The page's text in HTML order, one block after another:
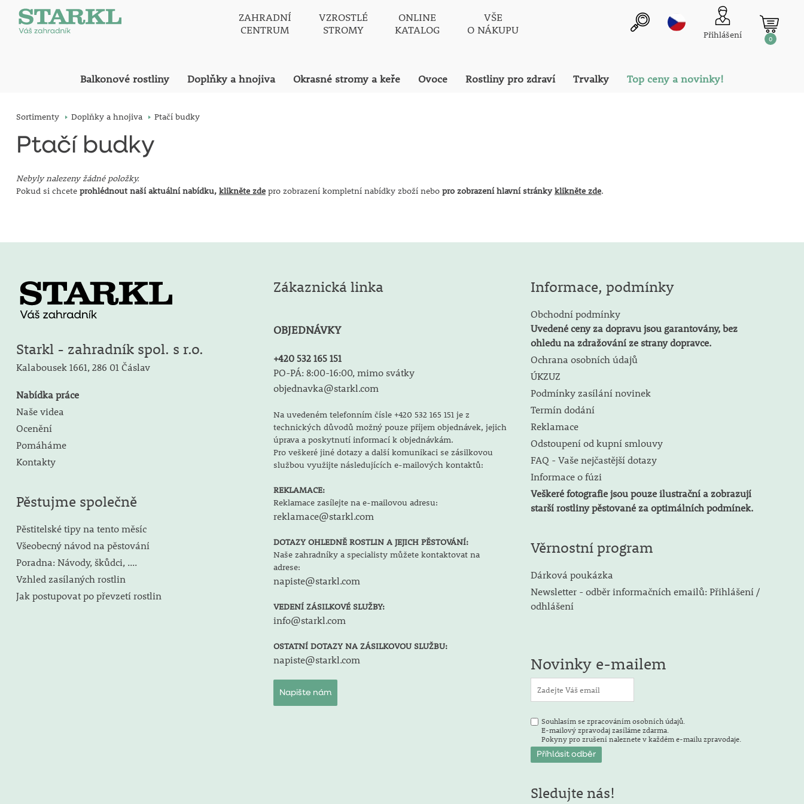
ZAHRADNÍ
CENTRUM
VZROSTLÉ
STROMY
ONLINE
KATALOG
VŠE
O NÁKUPU
Přihlášení 0
Balkonové rostliny Doplňky a hnojiva Okrasné stromy a keře Ovoce Rostliny pro zdraví Trvalky Top ceny a novinky!
Sortimenty Doplňky a hnojiva Ptačí budky
Ptačí budky
Nebyly nalezeny žádné položky.
Pokud si chcete prohlédnout naší aktuální nabídku, klikněte zdepro zobrazení kompletní nabídky zboží nebo pro zobrazení hlavní stránkyklikněte zde.
Starkl - zahradník spol. s r.o.
Kalabousek 1661, 286 01 Čáslav
Nabídka práce
Naše videa
Ocenění
Pomáháme
Kontakty
Pěstujme společně
Pěstitelské tipy na tento měsíc
Všeobecný návod na pěstování
Poradna: Návody, škůdci, ....
Vzhled zasílaných rostlin
Jak postupovat po převzetí rostlin
Zákaznická linka
OBJEDNÁVKY
+420 532 165 151
PO-PÁ: 8:00-16:00, mimo svátky
objednavka@starkl.com
Na uvedeném telefonním čísle +420 532 165 151 je z
technických důvodů možný pouze příjem objednávek, jejich
úprava a poskytnutí informací k objednávkám.
Pro veškeré jiné dotazy a další komunikaci se zásilkovou
službou využijte následujících e-mailových kontaktů:
REKLAMACE:
Reklamace zasílejte na e-mailovou adresu:
reklamace@starkl.com
DOTAZY OHLEDNĚ ROSTLIN A JEJICH PĚSTOVÁNÍ:
Naše zahradníky a specialisty můžete kontaktovat na
adrese:
napiste@starkl.com
VEDENÍ ZÁSILKOVÉ SLUŽBY:
info@starkl.com
OSTATNÍ DOTAZY NA ZÁSILKOVOU SLUŽBU:
napiste@starkl.com
Napište nám
Informace, podmínky
Obchodní podmínky
Uvedené ceny za dopravu jsou garantovány, bez
ohledu na zdražování ze strany dopravce.
Ochrana osobních údajů
ÚKZUZ
Podmínky zasílání novinek
Termín dodání
Reklamace
Odstoupení od kupní smlouvy
FAQ - Vaše nejčastější dotazy
Informace o fúzi
Veškeré fotografie jsou pouze ilustrační a zobrazují
starší rostliny pěstované za optimálních podmínek.
Věrnostní program
Dárková poukázka
Newsletter - odběr informačních emailů: Přihlášení /
odhlášení
Novinky e-mailem
Souhlasím se zpracováním osobních údajů.
E-mailový zpravodaj zasíláme zdarma.
Pokyny pro zrušení naleznete v každém e-mailu zpravodaje.
Sledujte nás!